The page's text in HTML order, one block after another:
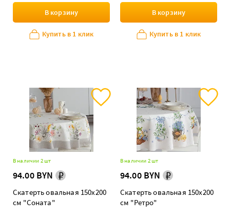
В корзину
Купить в 1 клик
В корзину
Купить в 1 клик
В наличии 2 шт
94.00 BYN
Скатерть овальная 150х200
см "Соната"
В наличии 2 шт
94.00 BYN
Скатерть овальная 150х200
см "Ретро"